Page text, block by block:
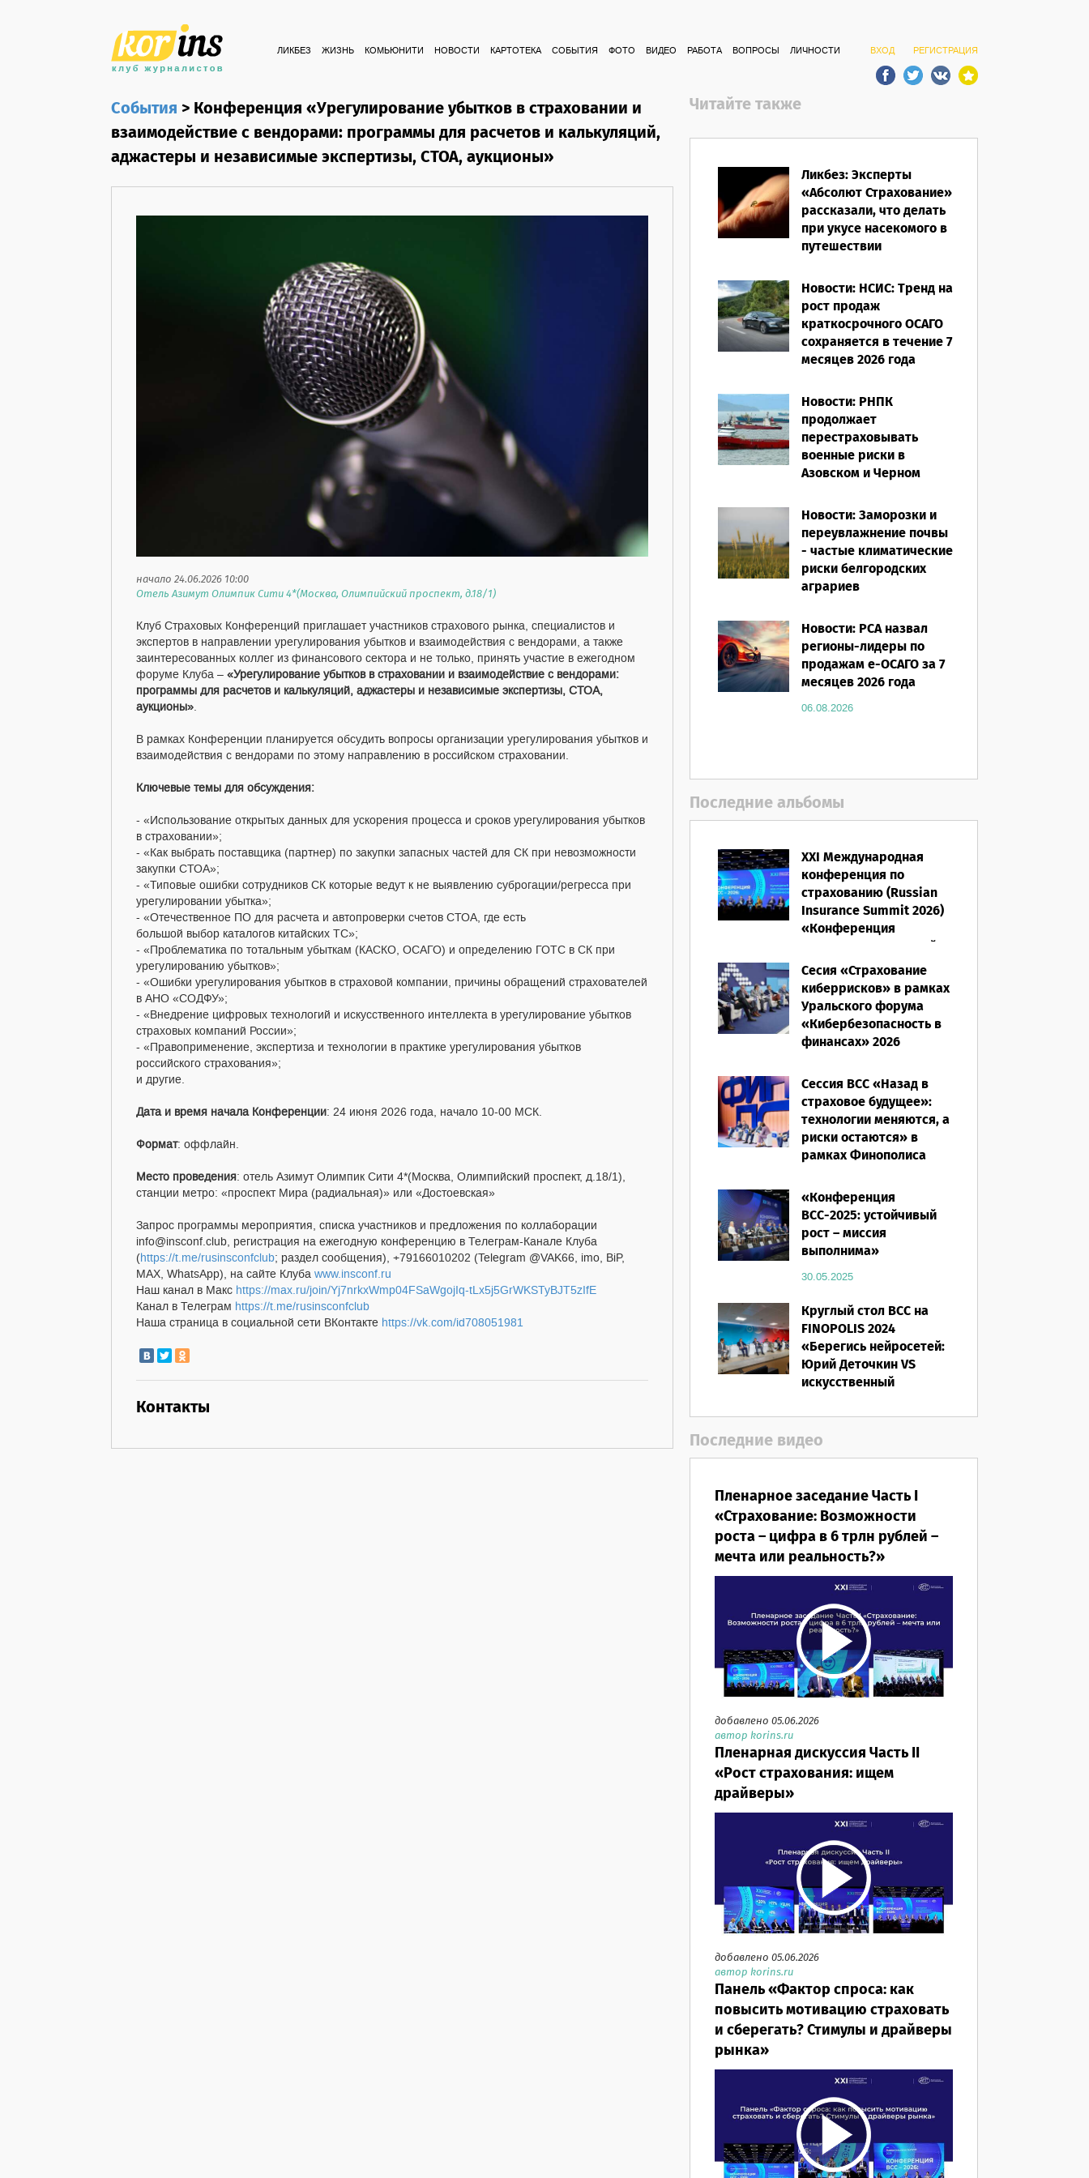
ВХОД РЕГИСТРАЦИЯ
ЛИКБЕЗ ЖИЗНЬ КОМЬЮНИТИ НОВОСТИ КАРТОТЕКА СОБЫТИЯ ФОТО ВИДЕО РАБОТА ВОПРОСЫ ЛИЧНОСТИ
События>Конференция «Урегулирование убытков в страховании и
взаимодействие с вендорами: программы для расчетов и калькуляций,
аджастеры и независимые экспертизы, СТОА, аукционы»
начало 24.06.2026 10:00
Отель Азимут Олимпик Сити 4*(Москва, Олимпийский проспект, д.18/1)
Клуб Страховых Конференций приглашает участников страхового рынка, специалистов и
экспертов в направлении урегулирования убытков и взаимодействия с вендорами, а также
заинтересованных коллег из финансового сектора и не только, принять участие в ежегодном
форуме Клуба – «Урегулирование убытков в страховании и взаимодействие с вендорами:
программы для расчетов и калькуляций, аджастеры и независимые экспертизы, СТОА,
аукционы».
В рамках Конференции планируется обсудить вопросы организации урегулирования убытков и
взаимодействия с вендорами по этому направлению в российском страховании.
Ключевые темы для обсуждения:
- «Использование открытых данных для ускорения процесса и сроков урегулирования убытков
в страховании»;
- «Как выбрать поставщика (партнер) по закупки запасных частей для СК при невозможности
закупки СТОА»;
- «Типовые ошибки сотрудников СК которые ведут к не выявлению суброгации/регресса при
урегулировании убытка»;
- «Отечественное ПО для расчета и автопроверки счетов СТОА, где есть
большой выбор каталогов китайских ТС»;
- «Проблематика по тотальным убыткам (КАСКО, ОСАГО) и определению ГОТС в СК при
урегулированию убытков»;
- «Ошибки урегулирования убытков в страховой компании, причины обращений страхователей
в АНО «СОДФУ»;
- «Внедрение цифровых технологий и искусственного интеллекта в урегулирование убытков
страховых компаний России»;
- «Правоприменение, экспертиза и технологии в практике урегулирования убытков
российского страхования»;
и другие.
Дата и время начала Конференции: 24 июня 2026 года, начало 10-00 МСК.
Формат: оффлайн.
Место проведения: отель Азимут Олимпик Сити 4*(Москва, Олимпийский проспект, д.18/1),
станции метро: «проспект Мира (радиальная)» или «Достоевская»
Запрос программы мероприятия, списка участников и предложения по коллаборации
info@insconf.club, регистрация на ежегодную конференцию в Телеграм-Канале Клуба
(https://t.me/rusinsconfclub; раздел сообщения), +79166010202 (Telegram @VAK66, imo, BiP,
MAX, WhatsApp), на сайте Клуба www.insconf.ru
Наш канал в Макс https://max.ru/join/Yj7nrkxWmp04FSaWgojIq-tLx5j5GrWKSTyBJT5zIfE
Канал в Телеграм https://t.me/rusinsconfclub
Наша страница в социальной сети ВКонтакте https://vk.com/id708051981
Контакты
Читайте также
Ликбез: Эксперты
«Абсолют Страхование»
рассказали, что делать
при укусе насекомого в
путешествии
Новости: НСИС: Тренд на
рост продаж
краткосрочного ОСАГО
сохраняется в течение 7
месяцев 2026 года
Новости: РНПК
продолжает
перестраховывать
военные риски в
Азовском и Черном
06.08.2026
Новости: Заморозки и
переувлажнение почвы
- частые климатические
риски белгородских
аграриев
Новости: РСА назвал
регионы-лидеры по
продажам е-ОСАГО за 7
месяцев 2026 года
06.08.2026
Последние альбомы
XXI Международная
конференция по
страхованию (Russian
Insurance Summit 2026)
«Конференция
ВСС-2026: Культурный
код страхования/
Человеческий фактор»
28.05.2026
Сесия «Страхование
киберрисков» в рамках
Уральского форума
«Кибербезопасность в
финансах» 2026
Сессия ВСС «Назад в
страховое будущее»:
технологии меняются, а
риски остаются» в
рамках Финополиса
16.03.2026
«Конференция
ВСС-2025: устойчивый
рост – миссия
выполнима»
30.05.2025
Круглый стол ВСС на
FINOPOLIS 2024
«Берегись нейросетей:
Юрий Деточкин VS
искусственный
Последние видео
Пленарное заседание Часть I
«Страхование: Возможности
роста – цифра в 6 трлн рублей –
мечта или реальность?»
добавлено 05.06.2026
автор korins.ru
Пленарная дискуссия Часть II
«Рост страхования: ищем
драйверы»
добавлено 05.06.2026
автор korins.ru
Панель «Фактор спроса: как
повысить мотивацию страховать
и сберегать? Стимулы и драйверы
рынка»